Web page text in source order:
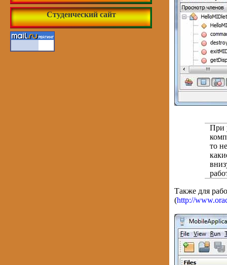
Студенческий сайт
При
то
Также для
(http://